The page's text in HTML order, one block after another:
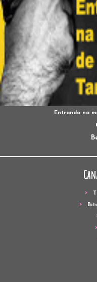
Entrando na